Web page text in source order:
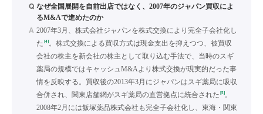
Q なぜ全国展開を自前出店ではなく、2007年のジャパン買収によ
るM&Aで進めたのか
A 2007年3月、株式会社ジャパンを株式交換により完全子会社化し
た [4]。株式交換による買収方式は現金支出を抑えつつ、被買収
会社の株主を新会社の株主として取り込む手法で、当時のスギ
薬局の規模ではキャッシュM&Aより株式交換が現実的だった事
情を反映する。買収後の2013年3月にジャパンはスギ薬局に吸収
合併され、関東店舗網がスギ薬局の直営拠点に統合された [5]。
2008年2月には飯塚薬品株式会社も完全子会社化し、東海・関東